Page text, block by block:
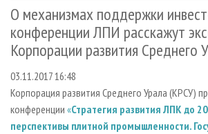
ЛЕСОПИЛЕНИЕ
ДЕРЕВООБРАБОТКА
СУШКА ДРЕВЕСИНЫ
ПРОИЗВОДСТВО ДРЕВЕСНЫХ ПЛИТ
ДЕРЕВЯННОЕ ДОМОСТРОЕНИЕ
ПРОИЗВОДСТВО МЕБЕЛИ
НОВОСТИ ЖУРНАЛА
НОВОСТИ КОМПАНИЙ
ПРЕДПРИЯТИЯ ЛПК
ЛЕСНЫЕ РЕГИОНЫ РОССИИ
ПЕРСОНЫ
МОБИЛЬНЫЕ ВЫСТАВКИ
ОФИЦИАЛЬНЫЕ ДЕЛЕГАЦИИ
ПРИОРИТЕТНЫЕ ИНВЕСТПРОЕКТЫ
АРХИВ ЖУРНАЛОВ
СТАТЬИ
О ЖУРНАЛЕ
ПОДПИСКА
КОНТАКТЫ
РЕКЛАМОДАТЕЛЯМ
РЕКЛАМА
РЕКЛАМА НА САЙТЕ
О механизмах поддержки
конференции ЛПИ расскажут
Корпорации развития Среднего
03.11.2017 16:48
Корпорация развития Среднего Урала (КРСУ)
конференции «Стратегия развития ЛПК до
перспективы плитной промышленности.